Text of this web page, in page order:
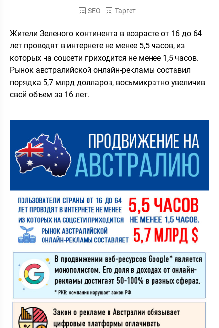
SEO Таргет
Жители Зеленого континента в возрасте от 16 до 64
лет проводят в интернете не менее 5,5 часов, из
которых на соцсети приходится не менее 1,5 часов.
Рынок австралийской онлайн-рекламы составил
порядка 5,7 млрд долларов, восьмикратно увеличив
свой объем за 16 лет.